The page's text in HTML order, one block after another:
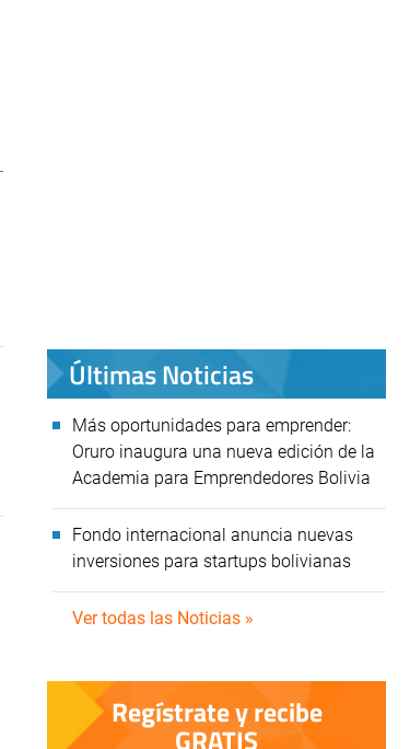
Últimas Noticias
Más oportunidades para emprender:
Oruro inaugura una nueva edición de la
Academia para Emprendedores Bolivia
Fondo internacional anuncia nuevas
inversiones para startups bolivianas
Ver todas las Noticias »
Regístrate y recibe
GRATIS